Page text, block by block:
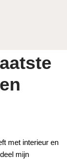
met interieur en
mijn